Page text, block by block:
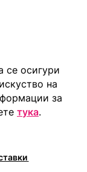
се осигури
на
за
тука.